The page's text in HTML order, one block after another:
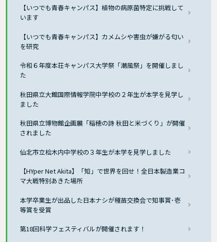
【いつでも青春キャンパス】植物の病原菌特定に挑戦して
います
【いつでも青春キャンパス】カメムシや害虫が嫌がる匂い
を研究
令和６年度本荘キャンパス大学祭「潮風祭」を開催しまし
た
秋田県立大館国際情報学院中学校の２年生が本学を見学し
ました
秋田県立博物館企画展「稲穂の詩 秋田と米づくり」が開催
されました
仙北市立桧木内中学校の３年生が本学を見学しました
【HYper Net Akita】「知」で世界を回せ！全日本製造業コ
マ大戦特別あきた場所
本学卒業生が出品した日本ナシが種苗交換会で知事賞･壱
等賞を受賞
第18回科学フェスティバルが開催されます！